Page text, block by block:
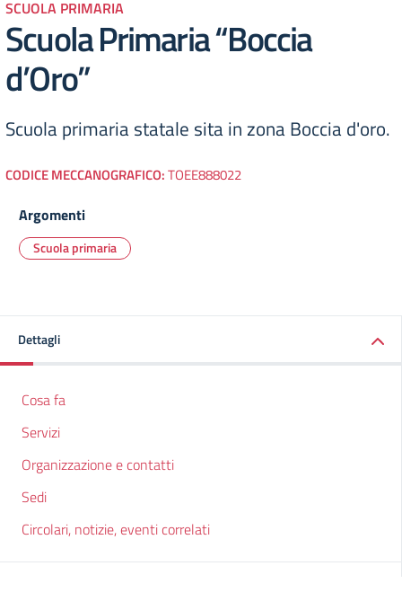
SCUOLA PRIMARIA
Scuola Primaria “Boccia
d’Oro”
Scuola primaria statale sita in zona Boccia d'oro.
CODICE MECCANOGRAFICO:TOEE888022
Argomenti
Scuola primaria
Dettagli
Cosa fa
Servizi
Organizzazione e contatti
Sedi
Circolari, notizie, eventi correlati